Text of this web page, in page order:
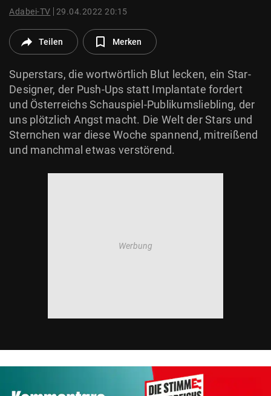
© Krone Multimedia GmbH & Co KG 2026
Adabei-TV 29.04.2022 20:15
Teilen Merken
Superstars, die wortwörtlich Blut lecken, ein Star-
Designer, der Push-Ups statt Implantate fordert
und Österreichs Schauspiel-Publikumsliebling, der
uns plötzlich Angst macht. Die Welt der Stars und
Sternchen war diese Woche spannend, mitreißend
und manchmal etwas verstörend.